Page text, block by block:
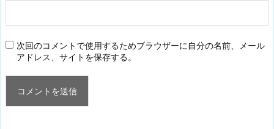
次回のコメントで使用するためブラウザーに自分の名前、メール
アドレス、サイトを保存する。